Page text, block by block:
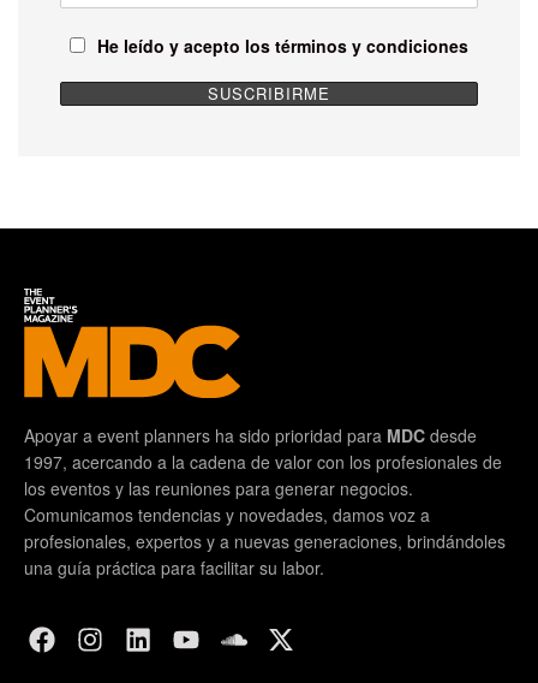
He leído y acepto los términos y condiciones
Apoyar a event planners ha sido prioridad para MDC desde
1997, acercando a la cadena de valor con los profesionales de
los eventos y las reuniones para generar negocios.
Comunicamos tendencias y novedades, damos voz a
profesionales, expertos y a nuevas generaciones, brindándoles
una guía práctica para facilitar su labor.